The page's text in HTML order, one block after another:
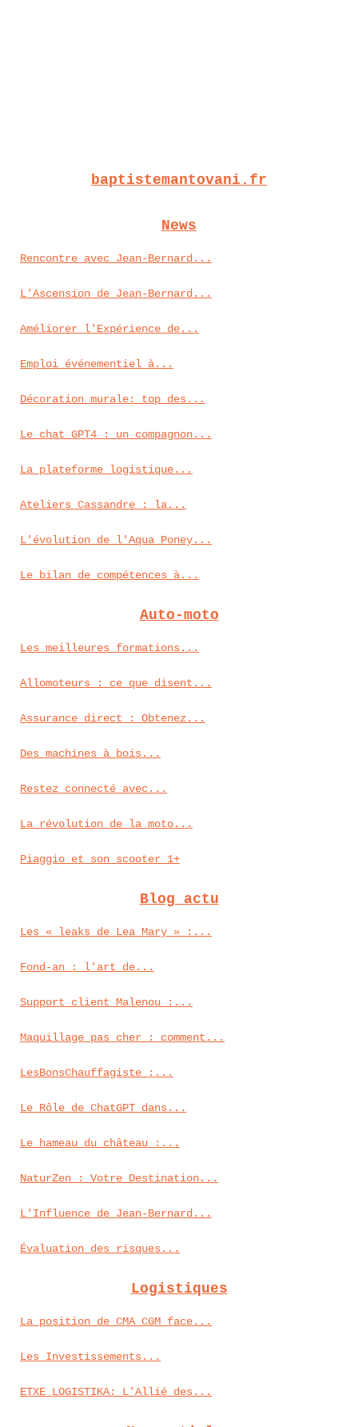
baptistemantovani.fr
News
Rencontre avec Jean-Bernard...
L'Ascension de Jean-Bernard...
Améliorer l'Expérience de...
Emploi événementiel à...
Décoration murale: top des...
Le chat GPT4 : un compagnon...
La plateforme logistique...
Ateliers Cassandre : la...
L'évolution de l'Aqua Poney...
Le bilan de compétences à...
Auto-moto
Les meilleures formations...
Allomoteurs : ce que disent...
Assurance direct : Obtenez...
Des machines à bois...
Restez connecté avec...
La révolution de la moto...
Piaggio et son scooter 1+
Blog actu
Les « leaks de Lea Mary » :...
Fond‑an : l’art de...
Support client Malenou :...
Maquillage pas cher : comment...
LesBonsChauffagiste :...
Le Rôle de ChatGPT dans...
Le hameau du château :...
NaturZen : Votre Destination...
L'Influence de Jean-Bernard...
Évaluation des risques...
Logistiques
La position de CMA CGM face...
Les Investissements...
ETXE LOGISTIKA: L'Allié des...